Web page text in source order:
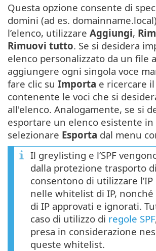
Questa opzione consente di
domini (ad es.
l’elenco, utilizzare Aggiungi,
Rimuovi tutto. Se si desidera
elenco personalizzato da un file
aggiungere ogni singola voce
fare clic su Importa e ricercare
contenente le voci che si
all'elenco. Analogamente, se si
esportare un elenco esistente
selezionare Esporta dal menu
Il greylisting e l’SPF
dalla protezione trasporto
consentono di utilizzare
nelle whitelist di IP, nonché
di IP approvati e ignorati.
caso di utilizzo di regole SPF
presa in considerazione
queste whitelist.